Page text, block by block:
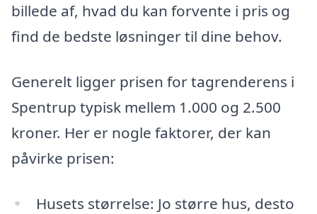
billede af, hvad du kan forvente i pris og
find de bedste løsninger til dine behov.
Generelt ligger prisen for tagrenderens i
Spentrup typisk mellem 1.000 og 2.500
kroner. Her er nogle faktorer, der kan
påvirke prisen:
Husets størrelse: Jo større hus, desto